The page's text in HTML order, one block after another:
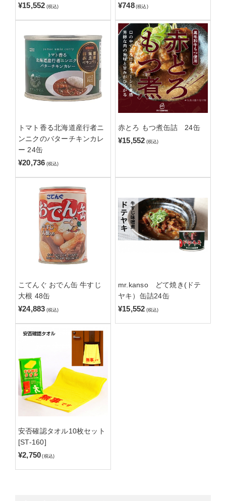
¥15,552 (税込) ¥748 (税込)
トマト香る北海道産行者ニ
ンニクのバターチキンカレ
ー 24缶
¥20,736 (税込)
赤とろ もつ煮缶詰 24缶
¥15,552 (税込)
こてんぐ おでん缶 牛すじ
大根 48缶
¥24,883 (税込)
mr.kanso どて焼き(ドテ
ヤキ）缶詰24缶
¥15,552 (税込)
安否確認タオル10枚セット
[ST-160]
¥2,750 (税込)